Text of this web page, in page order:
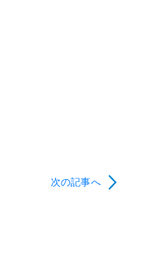
次の記事へ